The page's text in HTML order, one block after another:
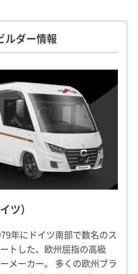
ルダー情報
ツ）
年にドイツ南部で数名のス
トした、欧州屈指の高級
メーカー。 多くの欧州ブラ